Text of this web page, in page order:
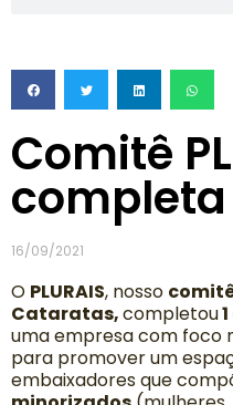
Comitê
completa
16/09/2021
O PLURAIS, nosso
Cataratas,completou
uma empresa com foco
para promover um
embaixadores que